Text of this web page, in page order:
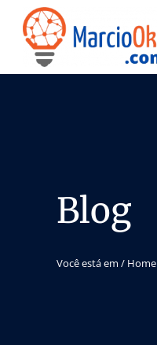
Blog
Você está em / Home